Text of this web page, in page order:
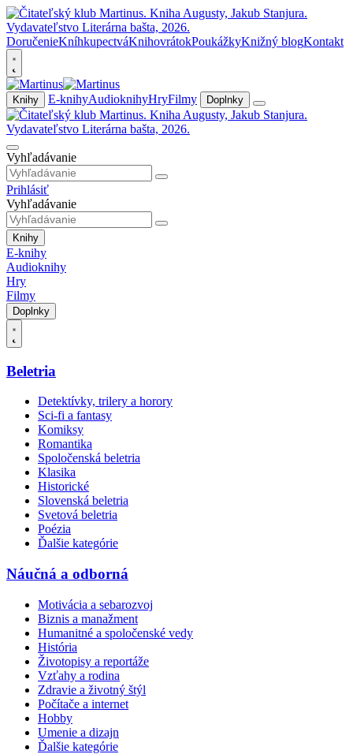
DoručenieKníhkupectváKnihovrátokPoukážkyKnižný blogKontakt
Knihy E-knihyAudioknihyHryFilmy Doplnky
Vyhľadávanie
Prihlásiť
Vyhľadávanie
Knihy
E-knihy
Audioknihy
Hry
Filmy
Doplnky
Beletria
Detektívky, trilery a horory
Sci-fi a fantasy
Komiksy
Romantika
Spoločenská beletria
Klasika
Historické
Slovenská beletria
Svetová beletria
Poézia
Ďalšie kategórie
Náučná a odborná
Motivácia a sebarozvoj
Biznis a manažment
Humanitné a spoločenské vedy
História
Životopisy a reportáže
Vzťahy a rodina
Zdravie a životný štýl
Počítače a internet
Hobby
Umenie a dizajn
Ďalšie kategórie